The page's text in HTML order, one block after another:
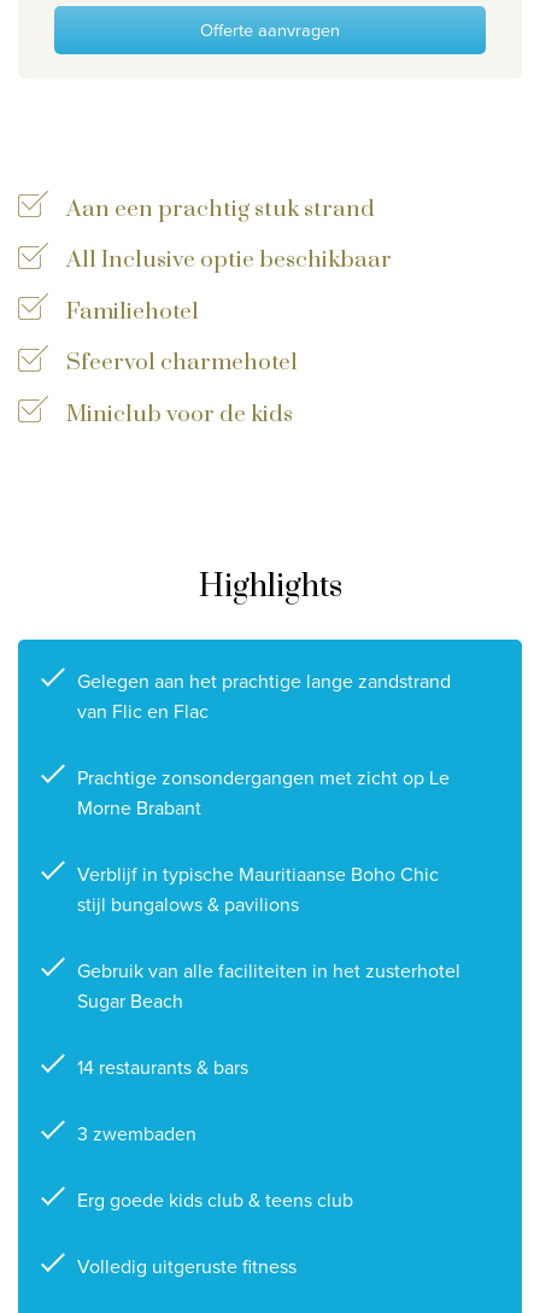
Offerte aanvragen
Aan een prachtig stuk strand
All Inclusive optie beschikbaar
Familiehotel
Sfeervol charmehotel
Miniclub voor de kids
Highlights
Gelegen aan het prachtige lange zandstrand
van Flic en Flac
Prachtige zonsondergangen met zicht op Le
Morne Brabant
Verblijf in typische Mauritiaanse Boho Chic
stijl bungalows & pavilions
Gebruik van alle faciliteiten in het zusterhotel
Sugar Beach
14 restaurants & bars
3 zwembaden
Erg goede kids club & teens club
Volledig uitgeruste fitness